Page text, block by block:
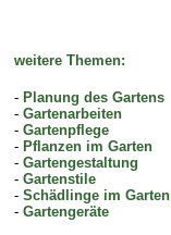
weitere Themen:
- Planung des Gartens
-Gartenarbeiten
-Gartenpflege
- Pflanzen im Garten
-Gartengestaltung
-Gartenstile
-Schädlinge im Garten
-Gartengeräte